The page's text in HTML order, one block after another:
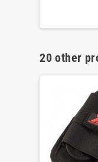
20 other